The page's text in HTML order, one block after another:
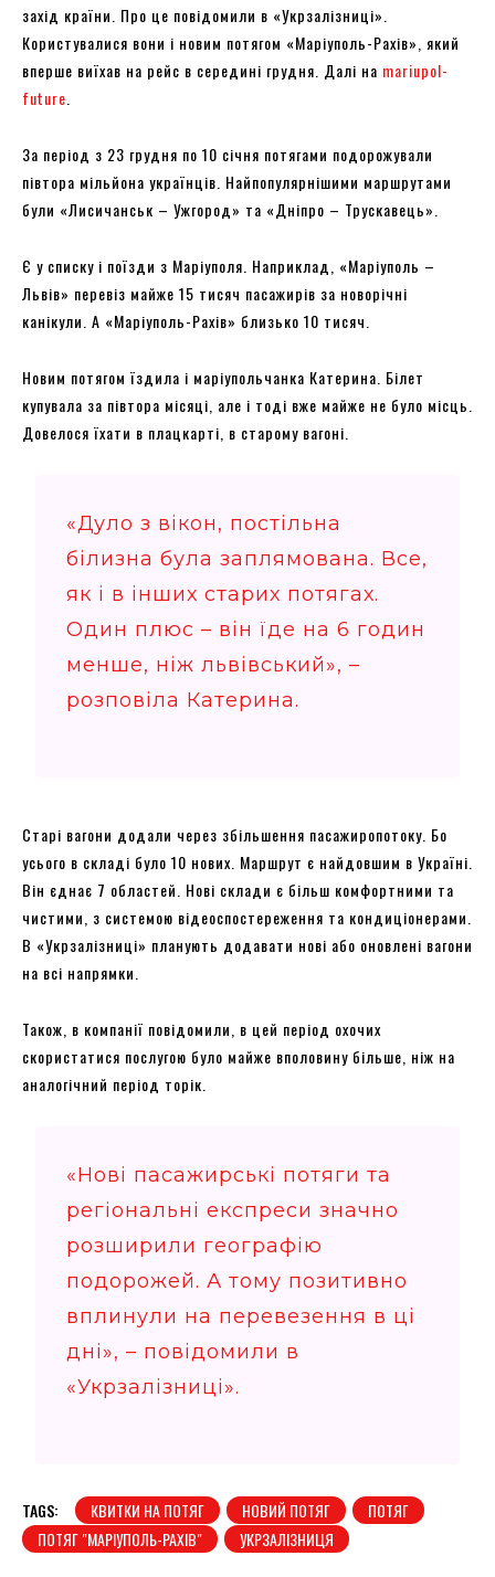
захід країни. Про це повідомили в «Укрзалізниці».
Користувалися вони і новим потягом «Маріуполь-Рахів», який
вперше виїхав на рейс в середині грудня. Далі на mariupol-
future
За період з 23 грудня по 10 січня потягами подорожували
півтора мільйона українців. Найпопулярнішими маршрутами
були «Лисичанськ – Ужгород» та «Дніпро – Трускавець».
Є у списку і поїзди з Маріуполя. Наприклад, «Маріуполь –
Львів» перевіз майже 15 тисяч пасажирів за новорічні
канікули. А «Маріуполь-Рахів» близько 10 тисяч.
Новим потягом їздила і маріупольчанка Катерина. Білет
купувала за півтора місяці, але і тоді вже майже не було місць.
Довелося їхати в плацкарті, в старому вагоні.
«Дуло з вікон, постільна
білизна була заплямована. Все,
як і в інших старих потягах.
Один плюс – він їде на 6 годин
менше, ніж львівський», –
розповіла Катерина.
Старі вагони додали через збільшення пасажиропотоку. Бо
усього в складі було 10 нових. Маршрут є найдовшим в Україні.
Він єднає 7 областей. Нові склади є більш комфортними та
чистими, з системою відеоспостереження та кондиціонерами.
В «Укрзалізниці» планують додавати нові або оновлені вагони
на всі напрямки.
Також, в компанії повідомили, в цей період охочих
скористатися послугою було майже вполовину більше, ніж на
аналогічний період торік.
«Нові пасажирські потяги та
регіональні експреси значно
розширили географію
подорожей. А тому позитивно
вплинули на перевезення в ці
дні», – повідомили в
«Укрзалізниці».
TAGS: КВИТКИ НА ПОТЯГ НОВИЙ ПОТЯГ
ПОТЯГ
ПОТЯГ "МАРІУПОЛЬ-РАХІВ"
УКРЗАЛІЗНИЦЯ